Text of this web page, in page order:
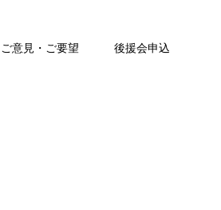
ご意見・ご要望 後援会申込